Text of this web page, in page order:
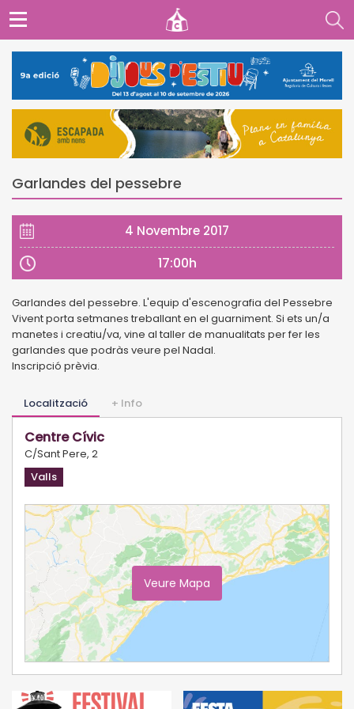
Garlandes del pessebre
4 Novembre 2017
17:00h
Garlandes del pessebre. L'equip d'escenografia del Pessebre
Vivent porta setmanes treballant en el guarniment. Si ets un/a
manetes i creatiu/va, vine al taller de manualitats per fer les
garlandes que podràs veure pel Nadal.
Inscripció prèvia.
Localització + Info
Centre Cívic
C/Sant Pere, 2
Valls
Veure Mapa